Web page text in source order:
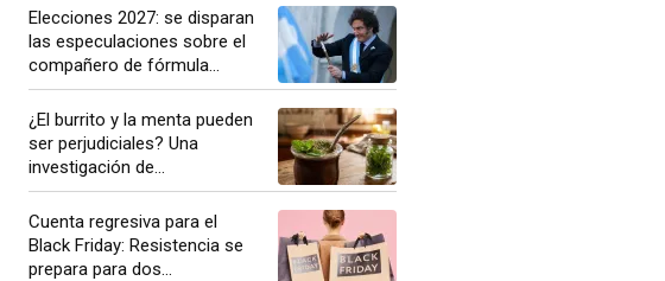
Elecciones 2027: se disparan
las especulaciones sobre el
compañero de fórmula...
¿El burrito y la menta pueden
ser perjudiciales? Una
investigación de...
Cuenta regresiva para el
Black Friday: Resistencia se
prepara para dos...